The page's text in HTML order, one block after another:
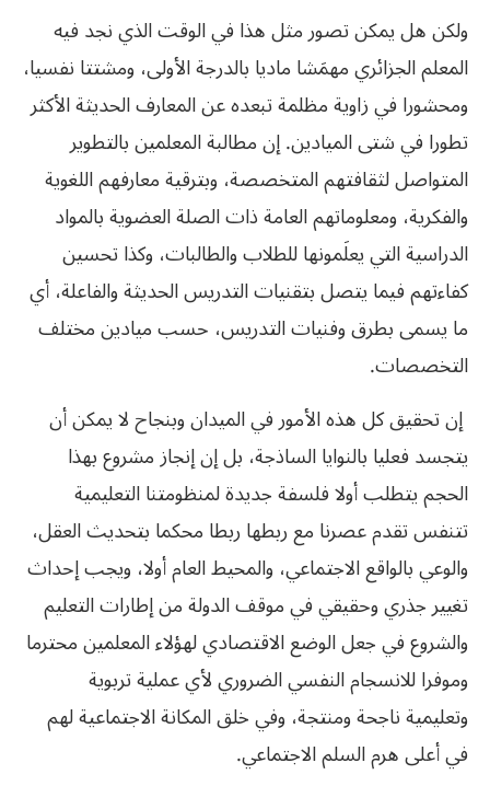
ولكن هل‮ ‬يمكن تصور مثل هذا في‮ ‬الوقت الذي‮ ‬نجد فيه
المعلم الجزائري‮ ‬مهمَشا ماديا بالدرجة الأولى،‮ ‬ومشتتا نفسيا،‮
‬ومحشورا في‮ ‬زاوية مظلمة تبعده عن المعارف الحديثة الأكثر
تطورا في‮ ‬شتى الميادين‮. ‬إن مطالبة المعلمين بالتطوير
المتواصل لثقافتهم المتخصصة،‮ ‬وبترقية معارفهم اللغوية
والفكرية،‮ ‬ومعلوماتهم العامة ذات الصلة العضوية بالمواد
الدراسية التي‮ ‬يعلَمونها للطلاب والطالبات،‮ ‬وكذا تحسين
كفاءتهم فيما‮ ‬يتصل بتقنيات التدريس الحديثة والفاعلة،‮ ‬أي‮
‬ما‮ ‬يسمى بطرق وفنيات التدريس،‮ ‬حسب ميادين مختلف
التخصصات‮. ‬
‬يتجسد فعليا بالنوايا الساذجة،‮ ‬بل إن إنجاز مشروع بهذا
الحجم‮ ‬يتطلب أولا فلسفة جديدة لمنظومتنا التعليمية
‬والوعي‮ ‬بالواقع الاجتماعي،‮ ‬والمحيط العام أولا،‮ ‬ويجب إحداث
تغيير جذري‮ ‬وحقيقي‮ ‬في‮ ‬موقف الدولة من إطارات التعليم
والشروع في‮ ‬جعل الوضع الاقتصادي‮ ‬لهؤلاء المعلمين محترما
وموفرا للانسجام النفسي‮ ‬الضروري‮ ‬لأي‮ ‬عملية تربوية
وتعليمية ناجحة ومنتجة،‮ ‬وفي‮ ‬خلق المكانة الاجتماعية لهم
في‮ ‬أعلى هرم السلم الاجتماعي‮. ‬